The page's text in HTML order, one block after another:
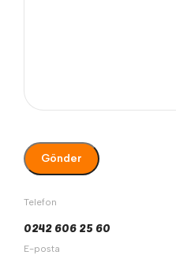
Telefon
0242 606 25 60
E-posta